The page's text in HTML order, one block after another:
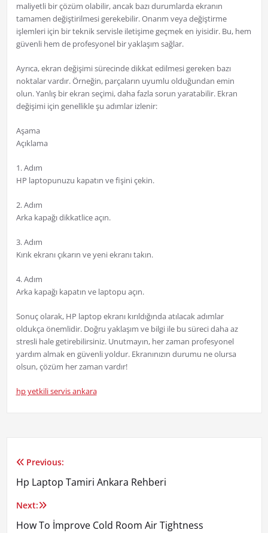
maliyetli bir çözüm olabilir, ancak bazı durumlarda ekranın
tamamen değiştirilmesi gerekebilir. Onarım veya değiştirme
işlemleri için bir teknik servisle iletişime geçmek en iyisidir. Bu, hem
güvenli hem de profesyonel bir yaklaşım sağlar.
Ayrıca, ekran değişimi sürecinde dikkat edilmesi gereken bazı
noktalar vardır. Örneğin, parçaların uyumlu olduğundan emin
olun. Yanlış bir ekran seçimi, daha fazla sorun yaratabilir. Ekran
değişimi için genellikle şu adımlar izlenir:
Aşama
Açıklama
1. Adım
HP laptopunuzu kapatın ve fişini çekin.
2. Adım
Arka kapağı dikkatlice açın.
3. Adım
Kırık ekranı çıkarın ve yeni ekranı takın.
4. Adım
Arka kapağı kapatın ve laptopu açın.
Sonuç olarak, HP laptop ekranı kırıldığında atılacak adımlar
oldukça önemlidir. Doğru yaklaşım ve bilgi ile bu süreci daha az
stresli hale getirebilirsiniz. Unutmayın, her zaman profesyonel
yardım almak en güvenli yoldur. Ekranınızın durumu ne olursa
olsun, çözüm her zaman vardır!
hp yetkili servis ankara
Yazı
gezinmesi
Previous:
Hp Laptop Tamiri Ankara Rehberi
Next:
How To İmprove Cold Room Air Tightness